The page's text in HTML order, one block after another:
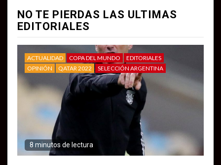
NO TE PIERDAS LAS ULTIMAS
EDITORIALES
ACTUALIDAD COPA DEL MUNDO
EDITORIALES
OPINIÓN
QATAR 2022 SELECCIÓN ARGENTINA
8 minutos de lectura